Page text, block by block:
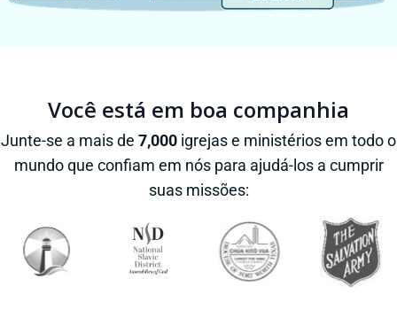
Você está em boa companhia
Junte-se a mais de 7,000 igrejas e ministérios em todo o
mundo que confiam em nós para ajudá-los a cumprir
suas missões: